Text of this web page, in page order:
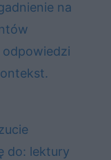
na
odpowiedzi
do: lektury